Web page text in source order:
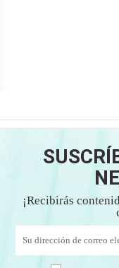
¡Recibirás